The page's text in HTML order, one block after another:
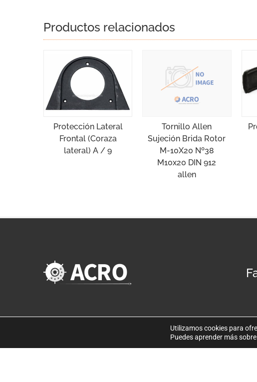
Productos relacionados
Protección Lateral
Frontal (Coraza
lateral) A / 9
Tornillo Allen
Sujeción Brida Rotor
M-10X20 Nº38
M10x20 DIN 912
allen
Utilizamos cookies para
Puedes aprender más